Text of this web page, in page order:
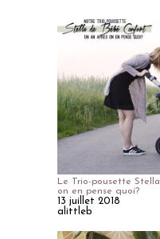
Le Trio-pousette
on en pense quoi?
13 juillet 2018
alittleb